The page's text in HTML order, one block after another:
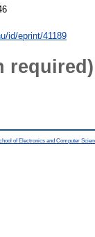
id/eprint/41189
required)
of Electronics and Computer